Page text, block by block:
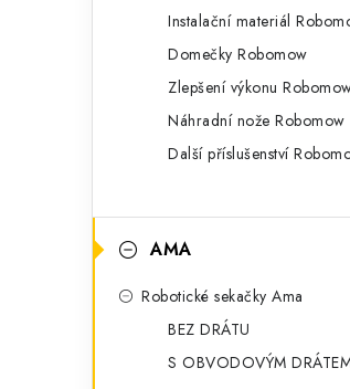
a
n
Instalační materiál
Domečky Robomow
Zlepšení výkonu
Náhradní nože Robomow
Další příslušenství
AMA
Robotické sekačky Ama
BEZ DRÁTU
S OBVODOVÝM